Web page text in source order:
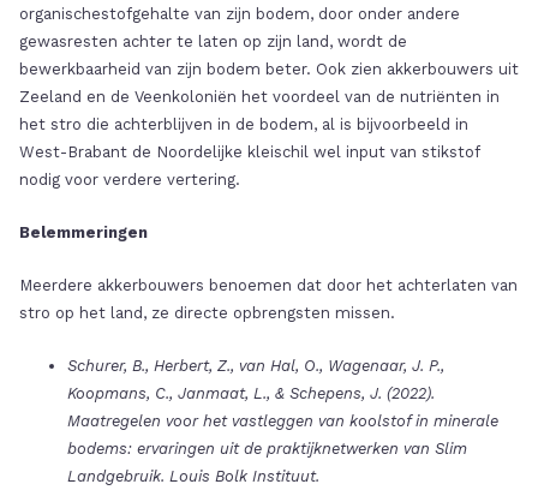
organischestofgehalte van zijn bodem, door onder andere
gewasresten achter te laten op zijn land, wordt de
bewerkbaarheid van zijn bodem beter. Ook zien akkerbouwers uit
Zeeland en de Veenkoloniën het voordeel van de nutriënten in
het stro die achterblijven in de bodem, al is bijvoorbeeld in
West-Brabant de Noordelijke kleischil wel input van stikstof
nodig voor verdere vertering.
Belemmeringen
Meerdere akkerbouwers benoemen dat door het achterlaten van
stro op het land, ze directe opbrengsten missen.
Schurer, B., Herbert, Z., van Hal, O., Wagenaar, J. P.,
Koopmans, C., Janmaat, L., & Schepens, J. (2022).
Maatregelen voor het vastleggen van koolstof in minerale
bodems: ervaringen uit de praktijknetwerken van Slim
Landgebruik. Louis Bolk Instituut.